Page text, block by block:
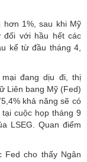
1%, sau khi Mỹ
đối với hầu hết các
kể từ đầu tháng 4,
đang dịu đi, thị
Liên bang Mỹ (Fed)
khả năng sẽ có
cuộc họp tháng 9
LSEG. Quan điểm
Fed cho thấy Ngân